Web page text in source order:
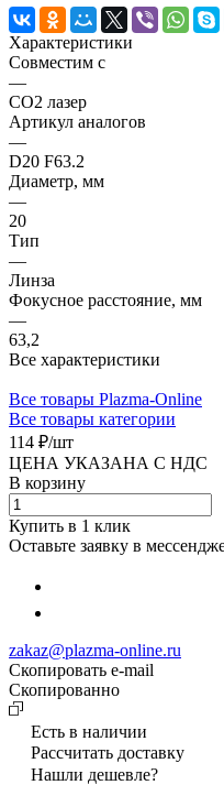
Характеристики
Совместим с
—
CO2 лазер
Артикул аналогов
—
D20 F63.2
Диаметр, мм
—
20
Тип
—
Линза
Фокусное расстояние, мм
—
63,2
Все характеристики
Все товары Plazma-Online
Все товары категории
114 ₽/шт
ЦЕНА УКАЗАНА С НДС
В корзину
Купить в 1 клик
Оставьте заявку в
zakaz@plazma-online.ru
Скопировать e-mail
Cкопированно
Есть в наличии
Рассчитать доставку
Нашли дешевле?